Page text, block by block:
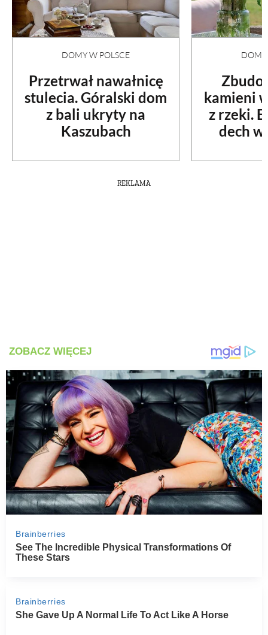
DOMY W POLSCE
Przetrwał nawałnicę
stulecia. Góralski dom
z bali ukryty na
Kaszubach
DOMY
kamieni
z rzeki.
dech
REKLAMA